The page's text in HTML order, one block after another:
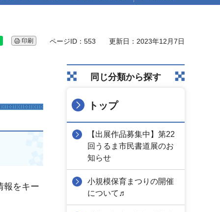
印刷 ページID：553 更新日：2023年12月7日
報をキー
同じ分類から探す
トップ
【出展作品募集中】第22
回うるま市民書道展のお
知らせ
小規模保育まつりの開催
について♬